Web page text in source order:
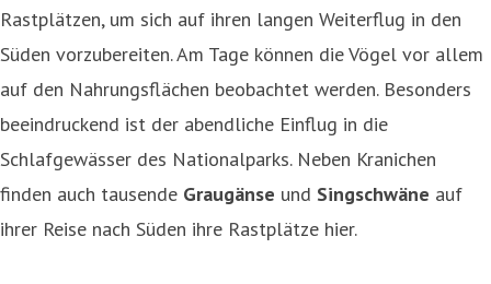
Rastplätzen, um sich auf ihren langen Weiterflug in den
Süden vorzubereiten. Am Tage können die Vögel vor allem
auf den Nahrungsflächen beobachtet werden. Besonders
beeindruckend ist der abendliche Einflug in die
Schlafgewässer des Nationalparks. Neben Kranichen
finden auch tausende Graugänse und Singschwäne auf
ihrer Reise nach Süden ihre Rastplätze hier.